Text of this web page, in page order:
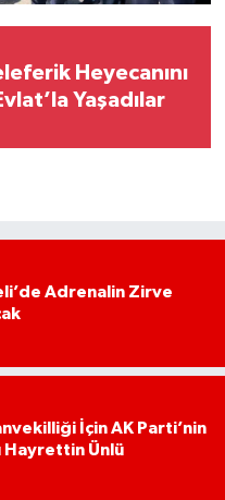
Heyecanını
Yaşadılar
Adrenalin Zirve
İçin AK Parti’nin
Hayrettin Ünlü